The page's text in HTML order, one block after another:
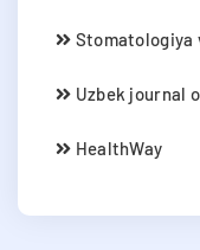
Uzbek journal
HealthWay